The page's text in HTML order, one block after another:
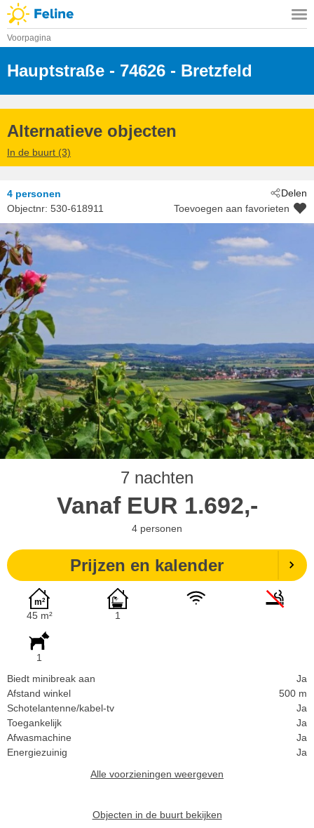
Voorpagina
Hauptstraße - 74626 - Bretzfeld
Alternatieve objecten
In de buurt (3)
Delen
4 personen
Objectnr: 530-618911 Toevoegen aan favorieten
7 nachten
Vanaf EUR 1.692,-
4 personen
Prijzen en kalender
45 m² 1
1
Biedt minibreak aan
Ja
Afstand winkel
500 m
Schotelantenne/kabel-tv
Ja
Toegankelijk
Ja
Afwasmachine
Ja
Energiezuinig
Ja
Alle voorzieningen weergeven
Objecten in de buurt bekijken